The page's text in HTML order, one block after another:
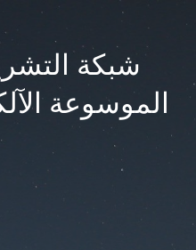
شبكة
الموسوعة